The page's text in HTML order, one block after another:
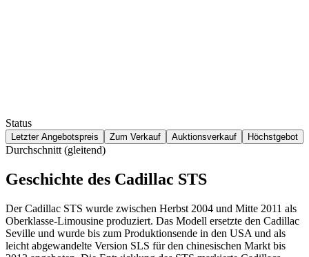
Status
Letzter Angebotspreis Zum Verkauf Auktionsverkauf Höchstgebot
Durchschnitt (gleitend)
Geschichte des Cadillac STS
Der Cadillac STS wurde zwischen Herbst 2004 und Mitte 2011 als
Oberklasse-Limousine produziert. Das Modell ersetzte den Cadillac
Seville und wurde bis zum Produktionsende in den USA und als
leicht abgewandelte Version SLS für den chinesischen Markt bis